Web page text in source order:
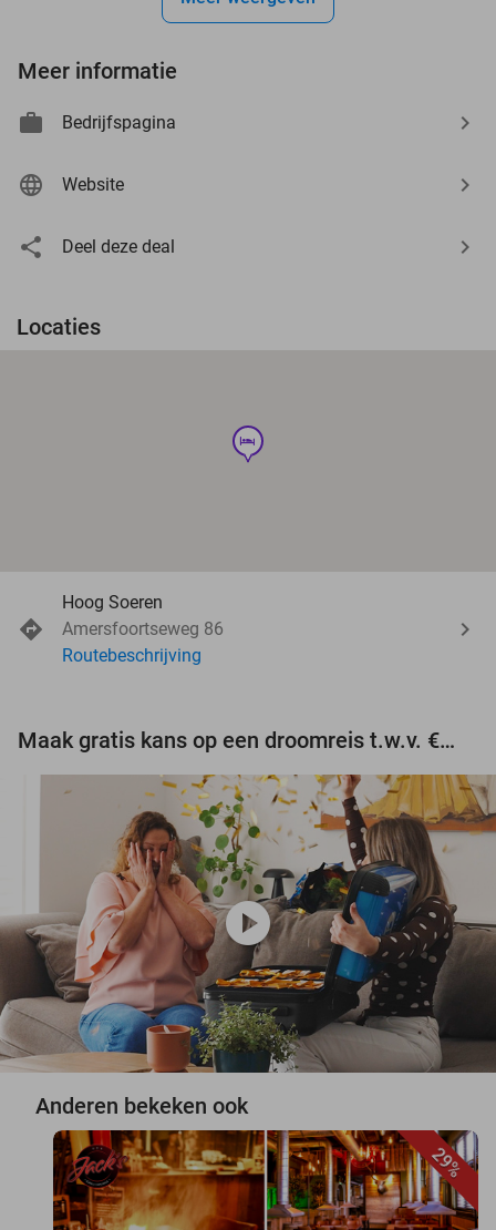
Meer informatie
Bedrijfspagina
Website
Deel deze deal
Locaties
hotel
Hoog Soeren
Amersfoortseweg 86
Routebeschrijving
Maak gratis kans op een droomreis t.w.v. €3.000!
play_circle
Anderen bekeken ook
29%